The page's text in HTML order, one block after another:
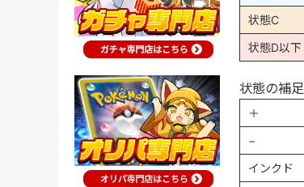
状態C
状態D以下
状態の補足
＋
−
インクド